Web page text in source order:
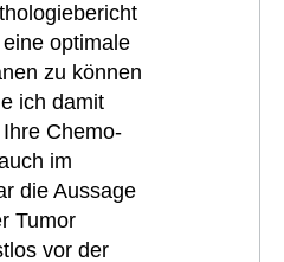
optimale
zu können
ich damit
Chemo-
im
die Aussage
Tumor
vor der